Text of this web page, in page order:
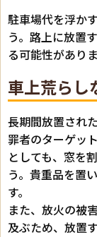
駐車場代を浮か
う。路上に放置
る可能性がありま
車上荒らし
長期間放置され
罪者のターゲッ
としても、窓を
う。貴重品を置
す。
また、放火の被
及ぶため、放置